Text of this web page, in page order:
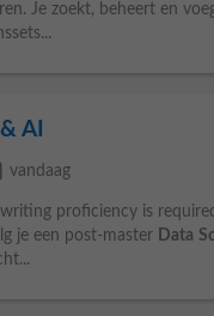
Je zoekt, beheert en
AI
vandaag
proficiency is
je een post-master Data